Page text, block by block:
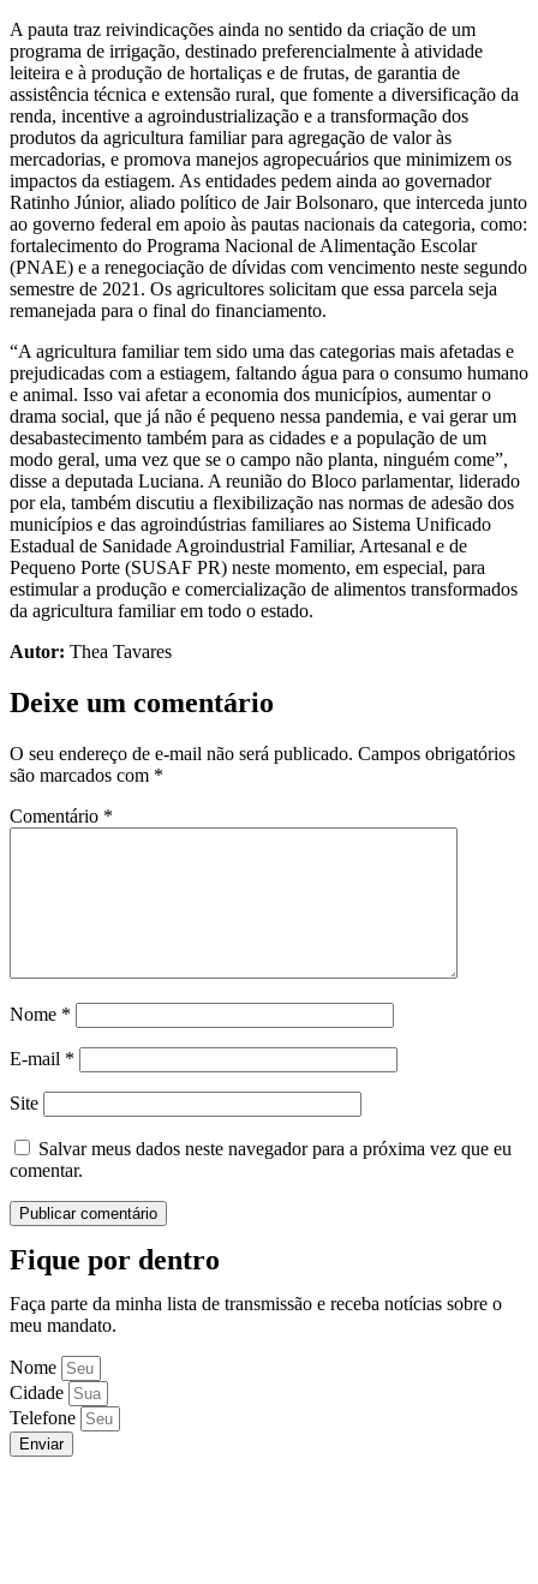
A pauta traz reivindicações ainda no sentido da criação de um
programa de irrigação, destinado preferencialmente à atividade
leiteira e à produção de hortaliças e de frutas, de garantia de
assistência técnica e extensão rural, que fomente a diversificação da
renda, incentive a agroindustrialização e a transformação dos
produtos da agricultura familiar para agregação de valor às
mercadorias, e promova manejos agropecuários que minimizem os
impactos da estiagem. As entidades pedem ainda ao governador
Ratinho Júnior, aliado político de Jair Bolsonaro, que interceda junto
ao governo federal em apoio às pautas nacionais da categoria, como:
fortalecimento do Programa Nacional de Alimentação Escolar
(PNAE) e a renegociação de dívidas com vencimento neste segundo
semestre de 2021. Os agricultores solicitam que essa parcela seja
remanejada para o final do financiamento.
“A agricultura familiar tem sido uma das categorias mais afetadas e
prejudicadas com a estiagem, faltando água para o consumo humano
e animal. Isso vai afetar a economia dos municípios, aumentar o
drama social, que já não é pequeno nessa pandemia, e vai gerar um
desabastecimento também para as cidades e a população de um
modo geral, uma vez que se o campo não planta, ninguém come”,
disse a deputada Luciana. A reunião do Bloco parlamentar, liderado
por ela, também discutiu a flexibilização nas normas de adesão dos
municípios e das agroindústrias familiares ao Sistema Unificado
Estadual de Sanidade Agroindustrial Familiar, Artesanal e de
Pequeno Porte (SUSAF PR) neste momento, em especial, para
estimular a produção e comercialização de alimentos transformados
da agricultura familiar em todo o estado.
Autor: Thea Tavares
Deixe um comentário
O seu endereço de e-mail não será publicado. Campos obrigatórios
são marcados com *
Comentário *
Nome *
E-mail *
Site
Salvar meus dados neste navegador para a próxima vez que eu
comentar.
Fique por dentro
Faça parte da minha lista de transmissão e receba notícias sobre o
meu mandato.
Nome
Cidade
Telefone
Enviar